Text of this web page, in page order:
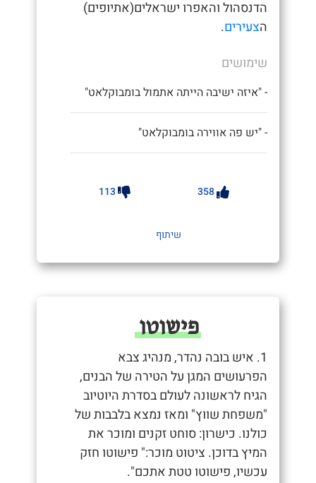
הדנסהול והאפרו ישראלים(אתיופים)
הצעירים.
שימושים
- "איזה ישיבה הייתה אתמול בומבוקלאט"
- "יש פה אווירה בומבוקלאט"
358
113
שיתוף
פישוטו
1. איש בובה נהדר, מנהיג צבא
הפרעושים המגן על הטירה של הבנים,
הגיח לראשונה לעולם בסדרת היוטיוב
"משפחת שווץ" ומאז נמצא בלבבות של
כולנו. כישרון: סוחט זקנים ומוכר את
המיץ בדוכן. ציטוט מוכר:" פישוטו חזק
עכשיו, פישוטו טטת אתכם".